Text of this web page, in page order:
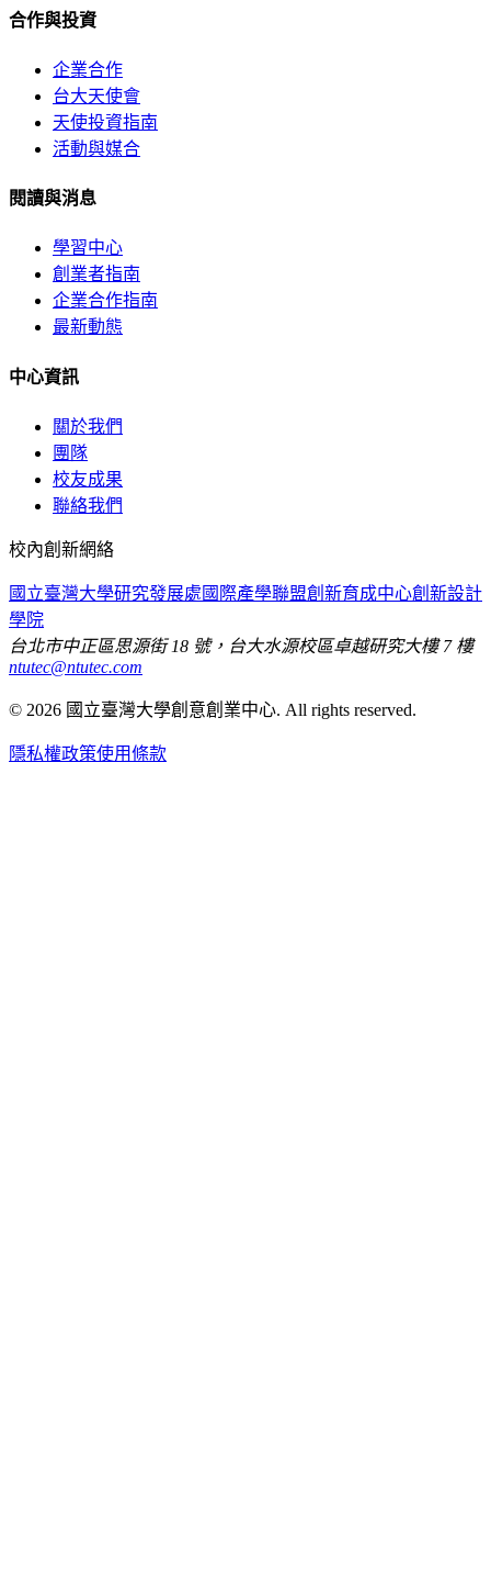
合作與投資
企業合作
台大天使會
天使投資指南
活動與媒合
閱讀與消息
學習中心
創業者指南
企業合作指南
最新動態
中心資訊
關於我們
團隊
校友成果
聯絡我們
校內創新網絡
國立臺灣大學研究發展處 國際產學聯盟創新育成中心創新設計
學院
台北市中正區思源街 18 號，台大水源校區卓越研究大樓 7 樓
ntutec@ntutec.com
© 2026 國立臺灣大學創意創業中心. All rights reserved.
隱私權政策使用條款